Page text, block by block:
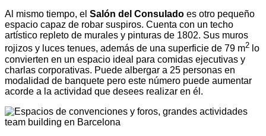
Al mismo tiempo, el Salón del Consulado es otro pequeño
espacio capaz de robar suspiros. Cuenta con un techo
artístico repleto de murales y pinturas de 1802. Sus muros
rojizos y luces tenues, además de una superficie de 79 m2 lo
convierten en un espacio ideal para comidas ejecutivas y
charlas corporativas. Puede albergar a 25 personas en
modalidad de banquete pero este número puede aumentar
acorde a la actividad que desees realizar en él.